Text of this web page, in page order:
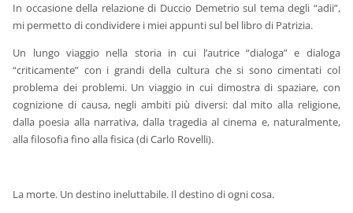
In occasione della relazione di Duccio Demetrio sul tema degli “adii”,
mi permetto di condividere i miei appunti sul bel libro di Patrizia.
Un lungo viaggio nella storia in cui l’autrice “dialoga” e dialoga
“criticamente” con i grandi della cultura che si sono cimentati col
problema dei problemi. Un viaggio in cui dimostra di spaziare, con
cognizione di causa, negli ambiti più diversi: dal mito alla religione,
dalla poesia alla narrativa, dalla tragedia al cinema e, naturalmente,
alla filosofia fino alla fisica (di Carlo Rovelli).
La morte. Un destino ineluttabile. Il destino di ogni cosa.